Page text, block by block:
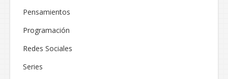
Pensamientos
Programación
Redes Sociales
Series